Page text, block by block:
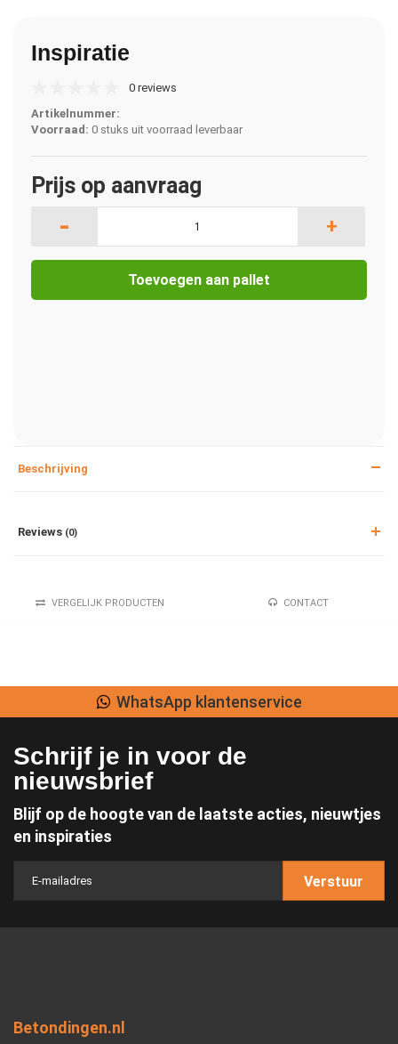
Inspiratie
0 reviews
Artikelnummer:
Voorraad: 0 stuks uit voorraad leverbaar
Prijs op aanvraag
- +
Toevoegen aan pallet
Beschrijving
Reviews (0)
VERGELIJK PRODUCTEN CONTACT
WhatsApp klantenservice
Schrijf je in voor de
nieuwsbrief
Blijf op de hoogte van de laatste acties, nieuwtjes
en inspiraties
Verstuur
Betondingen.nl